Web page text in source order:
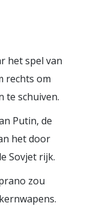
het spel van
rechts om
te schuiven.
Putin, de
het door
Sovjet rijk.
zou